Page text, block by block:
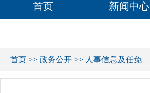
首页 新闻中心
首页 >> 政务公开 >> 人事信息及任免